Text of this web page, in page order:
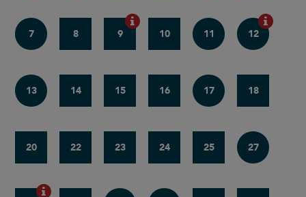
7 8 9 10 11 12
13 14 15 16 17 18
20 22 23 24 25 27